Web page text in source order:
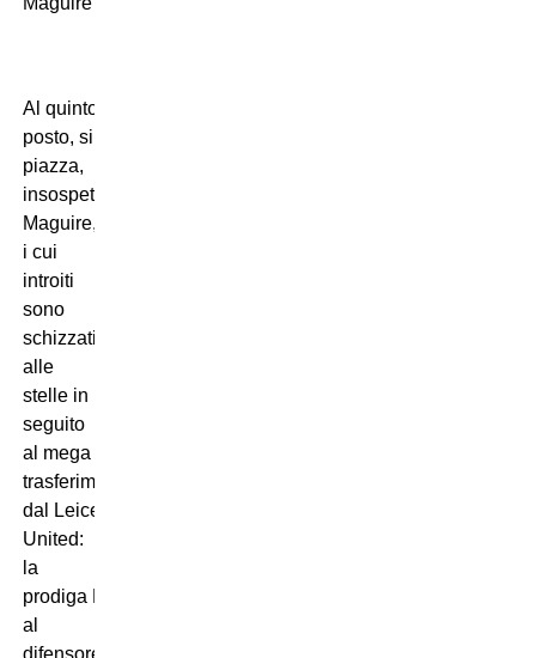
Al quinto
posto, si
piazza,
insospettabilmente, Harry
Maguire,
i cui
introiti
sono
schizzati
alle
stelle in
seguito
al mega
trasferimento
dal Leicester al Manchester
United:
la
prodiga Puma elargisce
al